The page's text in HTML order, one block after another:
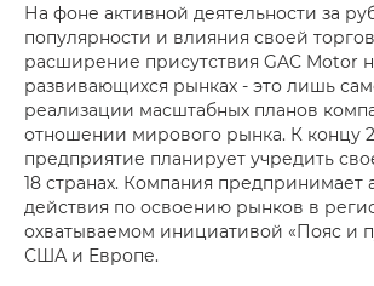
На фоне активной деятельности за
популярности и влияния своей
расширение присутствия GAC Motor
развивающихся рынках - это лишь
реализации масштабных планов
отношении мирового рынка. К концу
предприятие планирует учредить
18 странах. Компания предпринимает
действия по освоению рынков в
охватываемом инициативой «Пояс и
США и Европе.